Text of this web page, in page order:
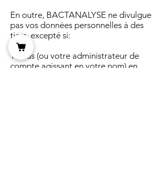
En outre, BACTANALYSE ne divulgue
pas vos données personnelles à des
tiers, excepté si:
​
1 Vous (ou votre administrateur de
compte agissant en votre nom) en